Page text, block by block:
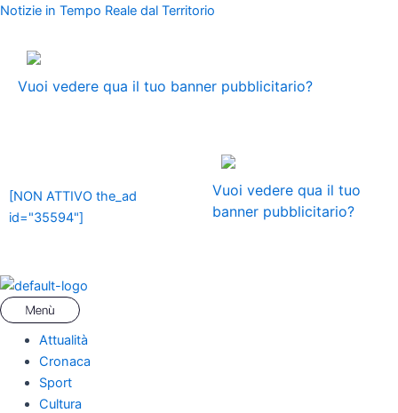
Vai
contenuto
Notizie in Tempo Reale dal Territorio
Vuoi vedere qua il tuo banner pubblicitario?
[NON ATTIVO the_ad
id="35594"]
ADS
Vuoi vedere qua il tuo
banner pubblicitario?
Menu
Attualità
Cronaca
Sport
Cultura
Navigazione